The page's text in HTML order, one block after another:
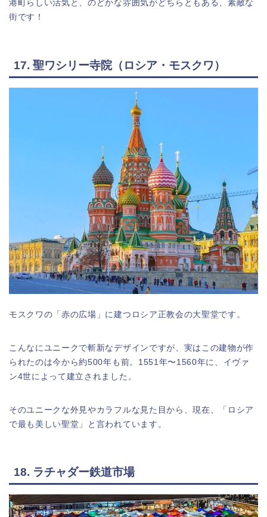
港町らしい活気と、のどかな雰囲気がどちらともある、素敵な
街です！
17. 聖ワシリー寺院（ロシア・モスクワ）
モスクワの「赤の広場」に建つロシア正教会の大聖堂です。
こんなにユニークで斬新なデザインですが、実はこの建物が作
られたのは今から約500年も前。1551年〜1560年に、イヴァ
ン4世によって建立されました。
そのユニークな外見やカラフルな見た目から、現在、「ロシア
で最も美しい聖堂」と言われています。
18. ラチャダー鉄道市場